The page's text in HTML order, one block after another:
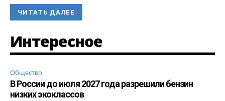
ЧИТАТЬ ДАЛЕЕ
Интересное
Общество
В России до июля 2027 года разрешили бензин
низких экоклассов